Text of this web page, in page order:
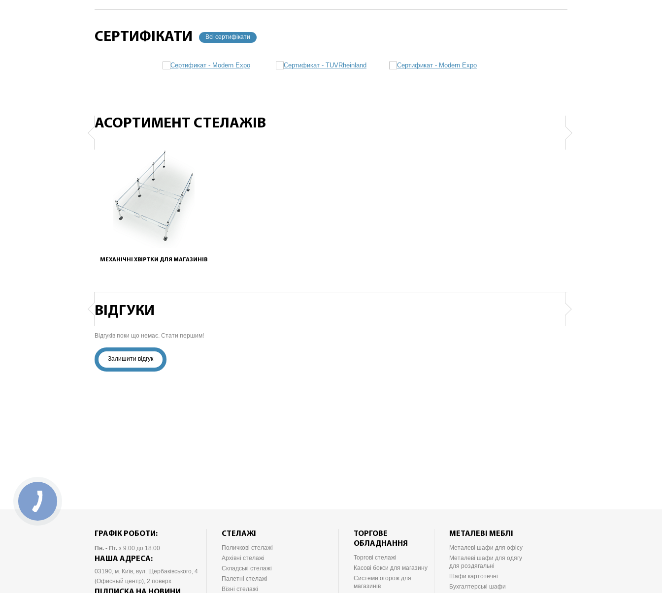
СЕРТИФІКАТИ Всі сертифікати
АСОРТИМЕНТ СТЕЛАЖІВ
МЕХАНІЧНІ ХВІРТКИ ДЛЯ МАГАЗИНІВ
ВІДГУКИ
Відгуків поки що немає. Стати першим!
Залишити відгук
ГРАФІК РОБОТИ:
Пн. - Пт. з 9:00 до 18:00
НАША АДРЕСА:
03190, м. Київ, вул. Щербаківського, 4
(Офисный центр), 2 поверх
СТЕЛАЖІ
Поличкові стелажі
Архівні стелажі
Складські стелажі
Палетні стелажі
Вїзні стелажі
ТОРГОВЕ
ОБЛАДНАННЯ
Торгові стелажі
Касові бокси для магазину
Системи огорож для
магазинів
МЕТАЛЕВІ МЕБЛІ
Металеві шафи для офісу
Металеві шафи для одягу
для роздягальні
Шафи картотечні
Бухгалтерські шафи